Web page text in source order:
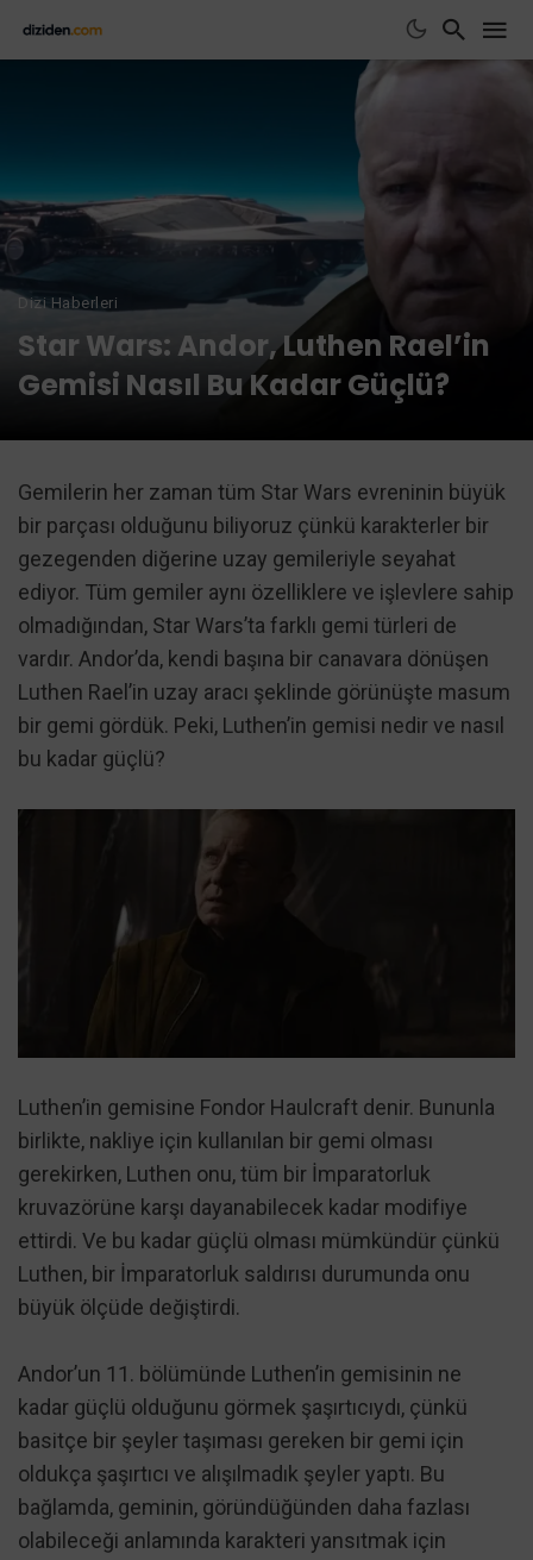
Dizi Haberleri
Star Wars: Andor, Luthen Rael’in
Gemisi Nasıl Bu Kadar Güçlü?
Gemilerin her zaman tüm Star Wars evreninin büyük
bir parçası olduğunu biliyoruz çünkü karakterler bir
gezegenden diğerine uzay gemileriyle seyahat
ediyor. Tüm gemiler aynı özelliklere ve işlevlere sahip
olmadığından, Star Wars’ta farklı gemi türleri de
vardır. Andor’da, kendi başına bir canavara dönüşen
Luthen Rael’in uzay aracı şeklinde görünüşte masum
bir gemi gördük. Peki, Luthen’in gemisi nedir ve nasıl
bu kadar güçlü?
Luthen’in gemisine Fondor Haulcraft denir. Bununla
birlikte, nakliye için kullanılan bir gemi olması
gerekirken, Luthen onu, tüm bir İmparatorluk
kruvazörüne karşı dayanabilecek kadar modifiye
ettirdi. Ve bu kadar güçlü olması mümkündür çünkü
Luthen, bir İmparatorluk saldırısı durumunda onu
büyük ölçüde değiştirdi.
Andor’un 11. bölümünde Luthen’in gemisinin ne
kadar güçlü olduğunu görmek şaşırtıcıydı, çünkü
basitçe bir şeyler taşıması gereken bir gemi için
oldukça şaşırtıcı ve alışılmadık şeyler yaptı. Bu
bağlamda, geminin, göründüğünden daha fazlası
olabileceği anlamında karakteri yansıtmak için